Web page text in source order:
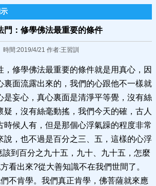
門：修學佛法最重要的條件
時間:2019/4/21 作者:王習訓
，修學佛法最重要的條件就是用真心，因
裏面流露出來的，我們的心跟他不一樣就
是妄心，真心裏面是清淨平等覺，沒有絲
疑，沒有絲毫動搖，我們今天的確，古人
時候人有，但是那個心浮氣躁的程度非常
說，也不過是百分之三、五，這樣的心浮
到百分之九十五，九十、九十五，怎麼
看出來?從大善知識不在我們世間了。
不肯學。我們真正肯學，佛菩薩就來應